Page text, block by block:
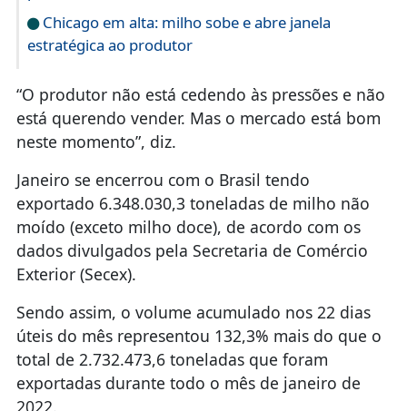
Chicago em alta: milho sobe e abre janela
estratégica ao produtor
“O produtor não está cedendo às pressões e não
está querendo vender. Mas o mercado está bom
neste momento”, diz.
Janeiro se encerrou com o Brasil tendo
exportado 6.348.030,3 toneladas de milho não
moído (exceto milho doce), de acordo com os
dados divulgados pela Secretaria de Comércio
Exterior (Secex).
Sendo assim, o volume acumulado nos 22 dias
úteis do mês representou 132,3% mais do que o
total de 2.732.473,6 toneladas que foram
exportadas durante todo o mês de janeiro de
2022.